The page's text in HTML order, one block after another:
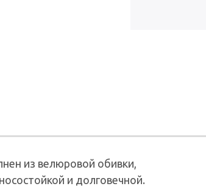
из велюровой обивки,
и долговечной.